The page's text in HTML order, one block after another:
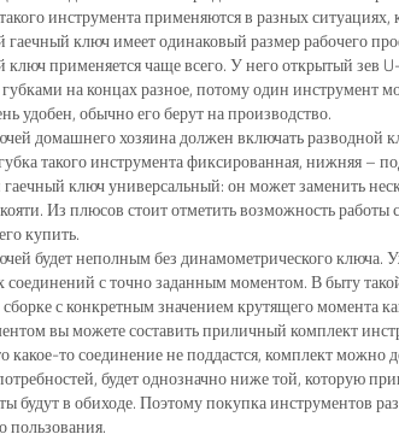
инструмента применяются в разных
ключ имеет одинаковый размер рабочего
применяется чаще всего. У него открытый зев
на концах разное, потому один инструмент
удобен, обычно его берут на производство.
домашнего хозяина должен включать
такого инструмента фиксированная, нижняя –
ключ универсальный: он может заменить
Из плюсов стоит отметить возможность
купить.
будет неполным без динамометрического
соединений с точно заданным моментом. В быту
сборке с конкретным значением крутящего момента
вы можете составить приличный комплект
какое-то соединение не поддастся, комплект
будет однозначно ниже той, которую
будут в обиходе. Поэтому покупка инструментов
пользования.